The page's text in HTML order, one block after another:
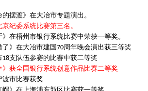
摆渡》 在大冶市专题演出。
纪委系统比赛第三名。
在梧州市银行系统比赛中荣获一等奖。
》在大冶市建国70周年晚会演出获三等奖
18支队伍参赛的比赛中获二等奖
获全国银行系统创意作品比赛二等奖
波市比赛获奖